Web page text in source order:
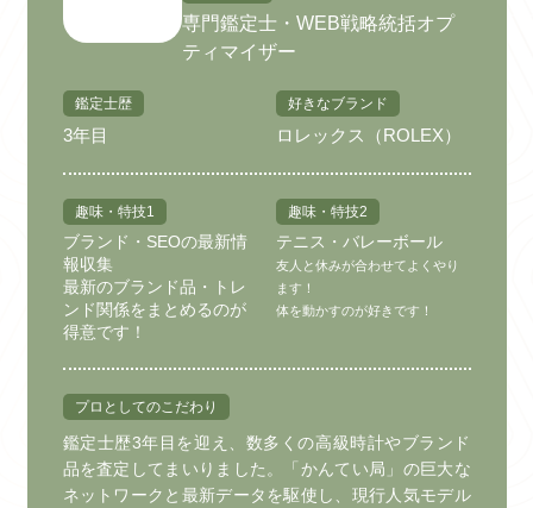
専門鑑定士・WEB戦略統括オプ
ティマイザー
鑑定士歴
3年目
好きなブランド
ロレックス（ROLEX）
趣味・特技1
ブランド・SEOの最新情
報収集
最新のブランド品・トレ
ンド関係をまとめるのが
得意です！
趣味・特技2
テニス・バレーボール
友人と休みが合わせてよくやり
ます！
体を動かすのが好きです！
プロとしてのこだわり
鑑定士歴3年目を迎え、数多くの高級時計やブランド
品を査定してまいりました。「かんてい局」の巨大な
ネットワークと最新データを駆使し、現行人気モデル